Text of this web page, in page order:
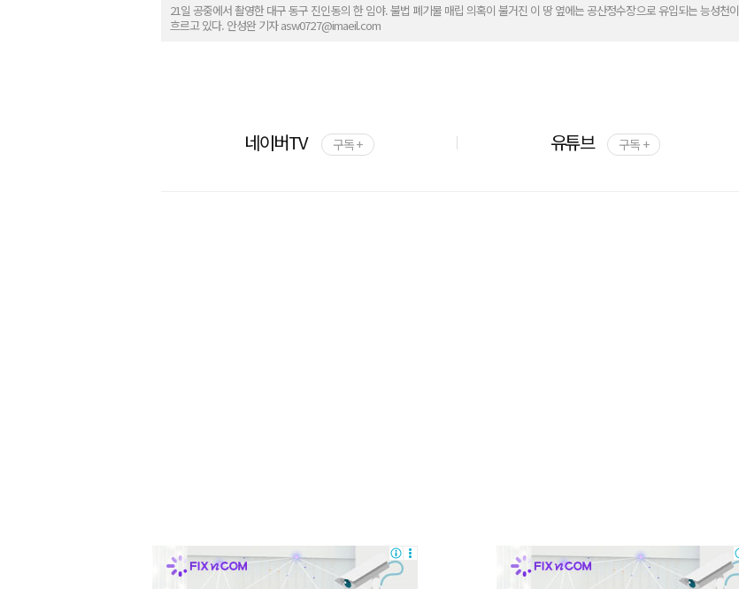
21일 공중에서 촬영한 대구 동구 진인동의 한 임야. 불법 폐기물 매립 의혹이 불거진 이 땅 옆에는 공산정수장으로 유입되는 능성천이
흐르고 있다. 안성완 기자 asw0727@imaeil.com
네이버TV 구독 + 유튜브 구독 +